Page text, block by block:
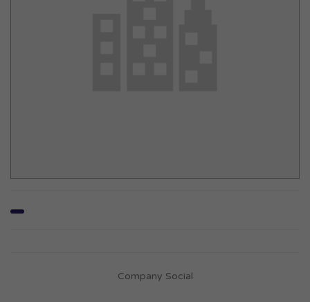
Company Social